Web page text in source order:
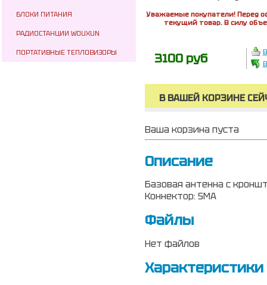
БЛОКИ ПИТАНИЯ
РАДИОСТАНЦИИ WOUXUN
ПОРТАТИВНЫЕ ТЕПЛОВИЗОРЫ
Уважаемые покупатели! Перед
текущий товар. В силу
3100 руб
В ВАШЕЙ КОРЗИНЕ
Ваша корзина пуста
Описание
Базовая антенна с
Коннектор: SMA
Файлы
Нет файлов
Характеристики